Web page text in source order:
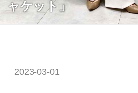
ャケット」
2023-03-01